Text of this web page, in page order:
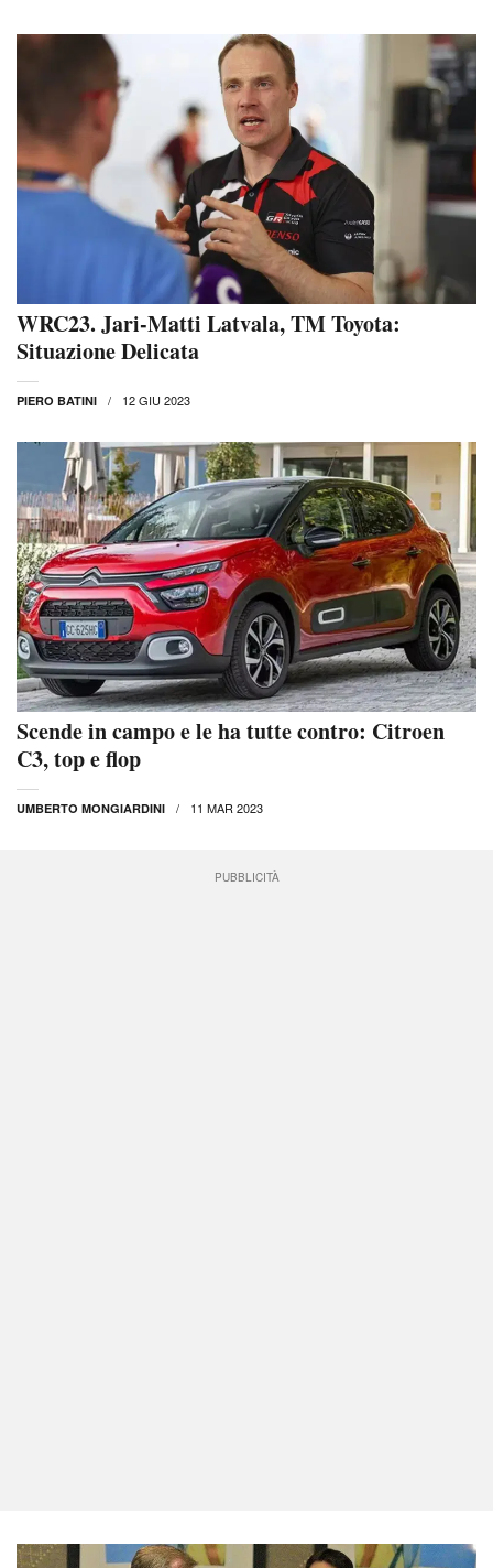
WRC23. Jari-Matti Latvala, TM Toyota:
Situazione Delicata
PIERO BATINI 12 GIU 2023
Scende in campo e le ha tutte contro: Citroen
C3, top e flop
UMBERTO MONGIARDINI 11 MAR 2023
PUBBLICITÀ